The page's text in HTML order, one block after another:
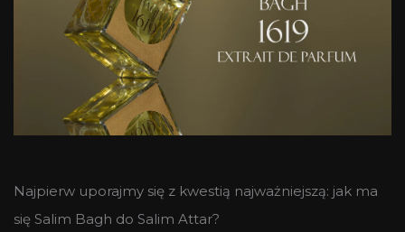
Najpierw uporajmy się z kwestią najważniejszą: jak ma
się Salim Bagh do Salim Attar?